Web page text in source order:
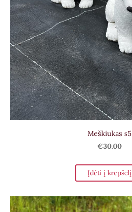
Meškiukas s5
€30.00
Įdėti į krepšelį